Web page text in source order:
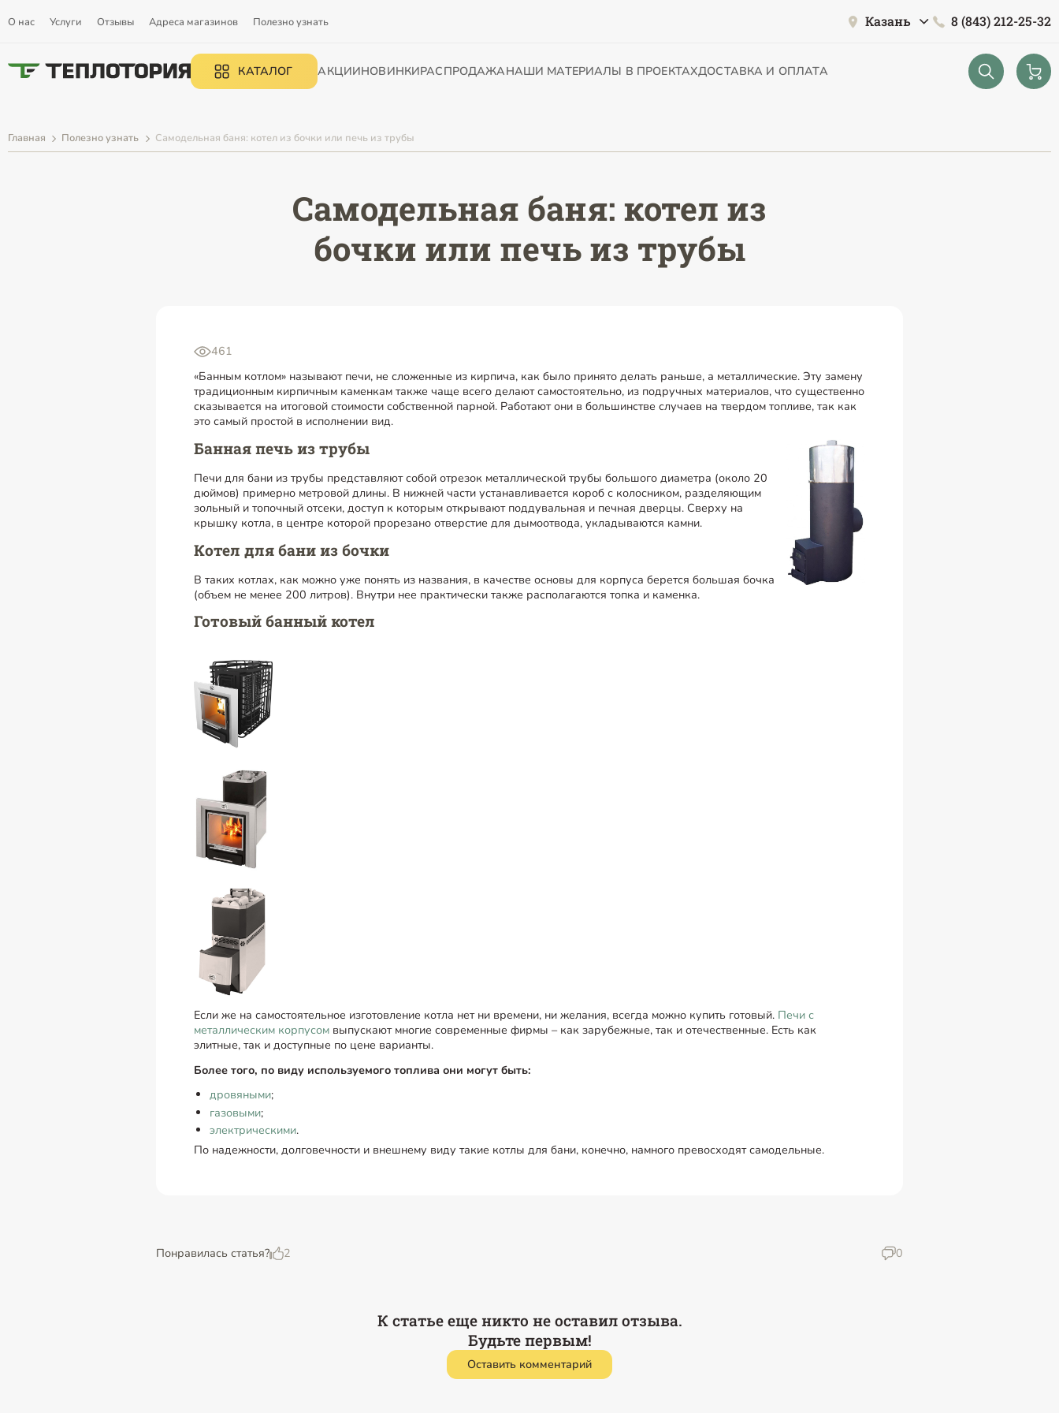
О нас Услуги Отзывы Адреса магазинов Полезно узнать Казань 8 (843) 212-25-32
КАТАЛОГ АКЦИИНОВИНКИРАСПРОДАЖАНАШИ МАТЕРИАЛЫ В ПРОЕКТАХДОСТАВКА И ОПЛАТА
Главная Полезно узнать Самодельная баня: котел из бочки или печь из трубы
Самодельная баня: котел из
бочки или печь из трубы
461
«Банным котлом» называют печи, не сложенные из кирпича, как было принято делать раньше, а металлические. Эту замену
традиционным кирпичным каменкам также чаще всего делают самостоятельно, из подручных материалов, что существенно
сказывается на итоговой стоимости собственной парной. Работают они в большинстве случаев на твердом топливе, так как
это самый простой в исполнении вид.
Банная печь из трубы
Печи для бани из трубы представляют собой отрезок металлической трубы большого диаметра (около 20
дюймов) примерно метровой длины. В нижней части устанавливается короб с колосником, разделяющим
зольный и топочный отсеки, доступ к которым открывают поддувальная и печная дверцы. Сверху на
крышку котла, в центре которой прорезано отверстие для дымоотвода, укладываются камни.
Котел для бани из бочки
В таких котлах, как можно уже понять из названия, в качестве основы для корпуса берется большая бочка
(объем не менее 200 литров). Внутри нее практически также располагаются топка и каменка.
Готовый банный котел
Если же на самостоятельное изготовление котла нет ни времени, ни желания, всегда можно купить готовый. Печи с
металлическим корпусом выпускают многие современные фирмы – как зарубежные, так и отечественные. Есть как
элитные, так и доступные по цене варианты.
Более того, по виду используемого топлива они могут быть:
дровяными;
газовыми;
электрическими.
По надежности, долговечности и внешнему виду такие котлы для бани, конечно, намного превосходят самодельные.
Понравилась статья? 2 0
К статье еще никто не оставил отзыва.
Будьте первым!
Оставить комментарий